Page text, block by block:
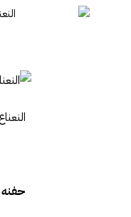
حفنه